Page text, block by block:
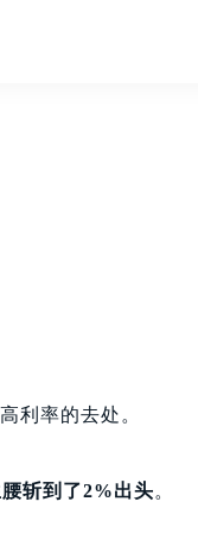
利率的去处。
斩到了2%出头。